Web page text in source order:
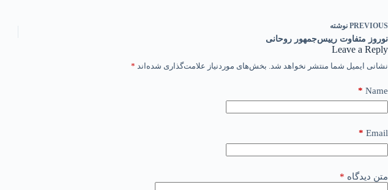
PREVIOUS نوشته
نوروز متفاوت رییس‌جمهور روحانی
Leave a Reply
نشانی ایمیل شما منتشر نخواهد شد. بخش‌های موردنیاز علامت‌گذاری شده‌اند *
Name
*
Email
*
متن دیدگاه *